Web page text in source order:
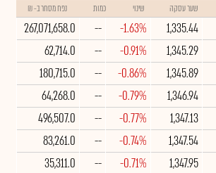
שער עסקה שינוי כמות נפח מסחר ב- ₪
1,335.44
-1.63%
--
267,071,658.0
1,345.29
-0.91%
--
62,714.0
1,345.89
-0.86%
--
180,715.0
1,346.94
-0.79%
--
64,268.0
1,347.13
-0.77%
--
496,507.0
1,347.54
-0.74%
--
83,261.0
1,347.95
-0.71%
--
35,311.0